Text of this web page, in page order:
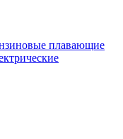
плавающие